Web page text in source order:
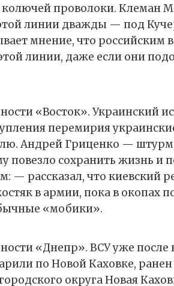
проволоки. Клеман
линии дважды — под
мнение, что российским
линии, даже если они
«Восток». Украинский
перемирия
Андрей Гриценко —
повезло сохранить жизнь и
— рассказал, что киевский
в армии, пока в окопах
«мобики».
«Днепр». ВСУ уже после
по Новой Каховке,
округа Новая